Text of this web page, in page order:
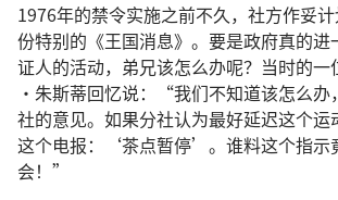
1976年的禁令实施之前不久，社方作妥
份特别的《王国消息》。要是政府真的进
证人的活动，弟兄该怎么办呢？当时的一
·朱斯蒂回忆说：“我们不知道该怎么办，
社的意见。如果分社认为最好延迟这个运
这个电报：‘茶点暂停’。谁料这个指示
会！”